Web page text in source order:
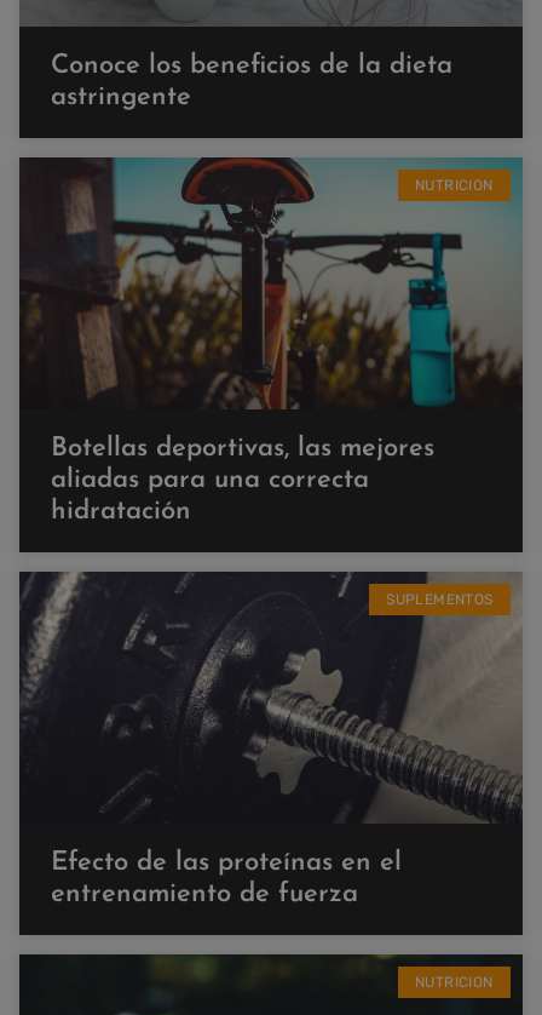
Conoce los beneficios de la dieta
astringente
NUTRICION
Botellas deportivas, las mejores
aliadas para una correcta
hidratación
SUPLEMENTOS
Efecto de las proteínas en el
entrenamiento de fuerza
NUTRICION